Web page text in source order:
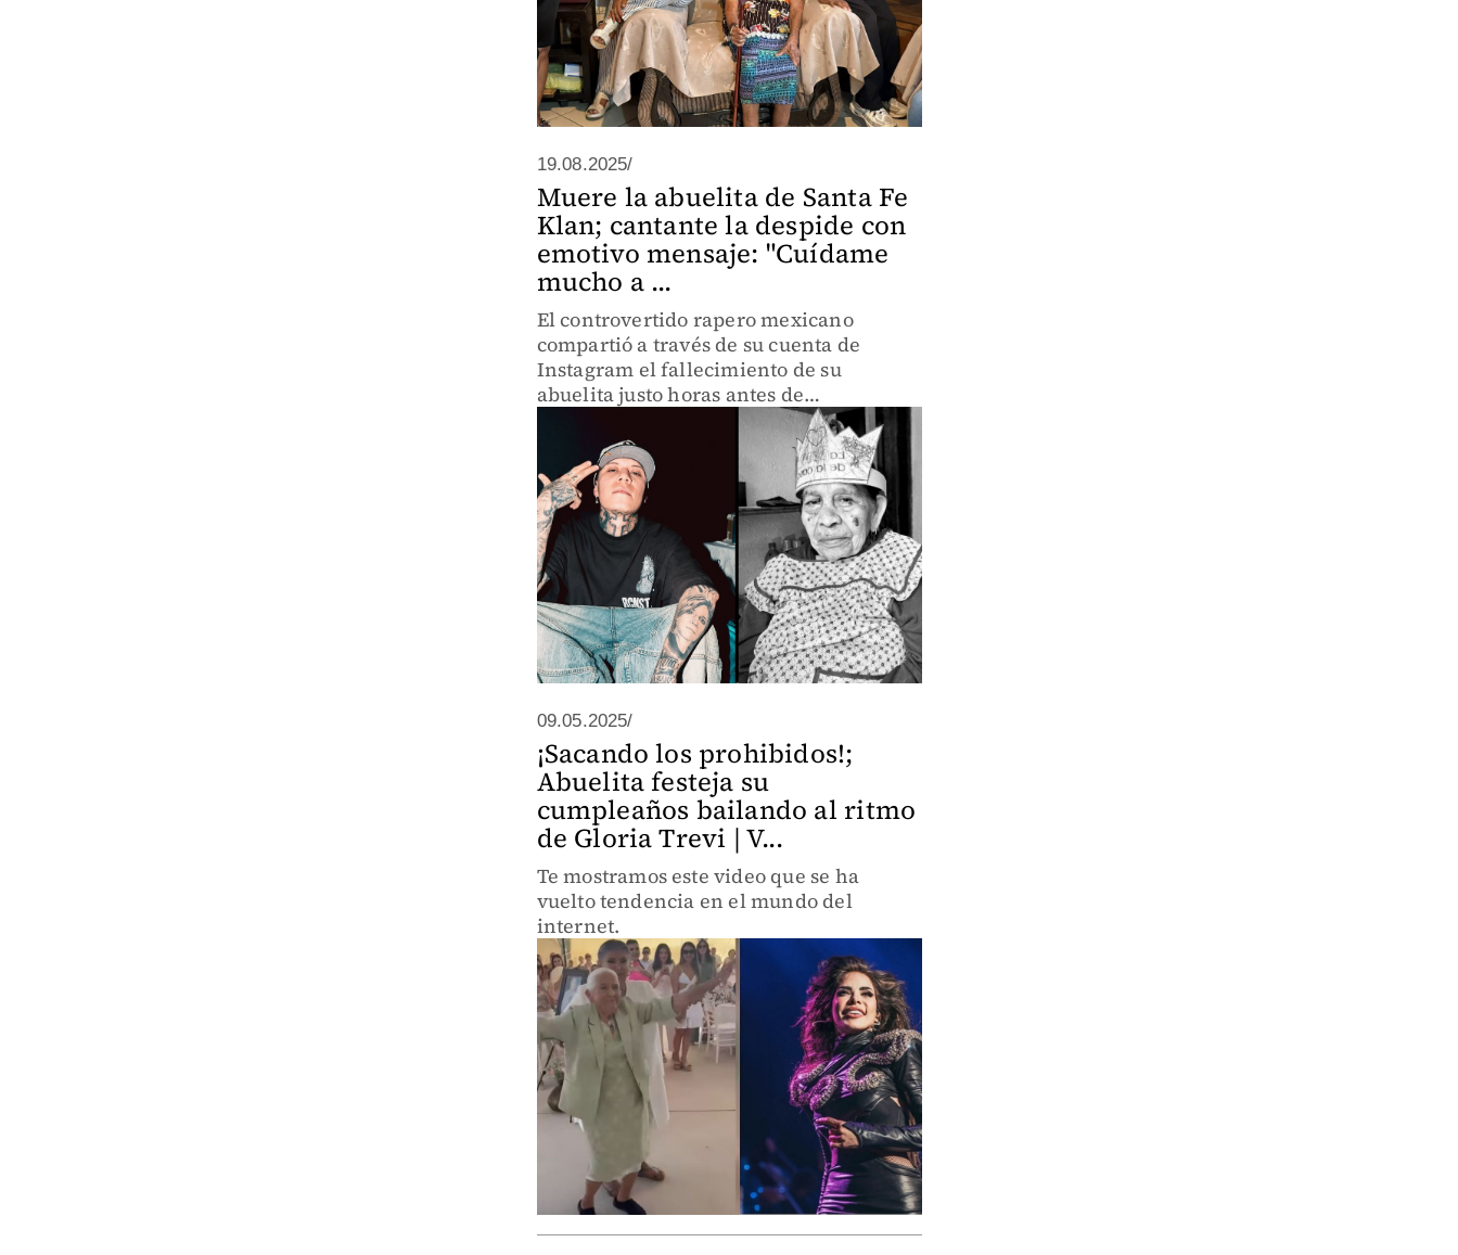
19.08.2025/
Muere la abuelita de Santa Fe
Klan; cantante la despide con
emotivo mensaje: "Cuídame
mucho a ...
El controvertido rapero mexicano
compartió a través de su cuenta de
Instagram el fallecimiento de su
abuelita justo horas antes de
protagonizar una pelea con Dharius.
09.05.2025/
¡Sacando los prohibidos!;
Abuelita festeja su
cumpleaños bailando al ritmo
de Gloria Trevi | V...
Te mostramos este video que se ha
vuelto tendencia en el mundo del
internet.